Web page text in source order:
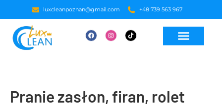
luxcleanpoznan@gmail.com +48 739 563 967
Pranie zasłon, firan, rolet